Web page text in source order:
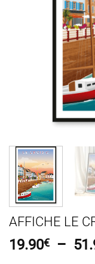
AFFICHE LE
19.90€ –